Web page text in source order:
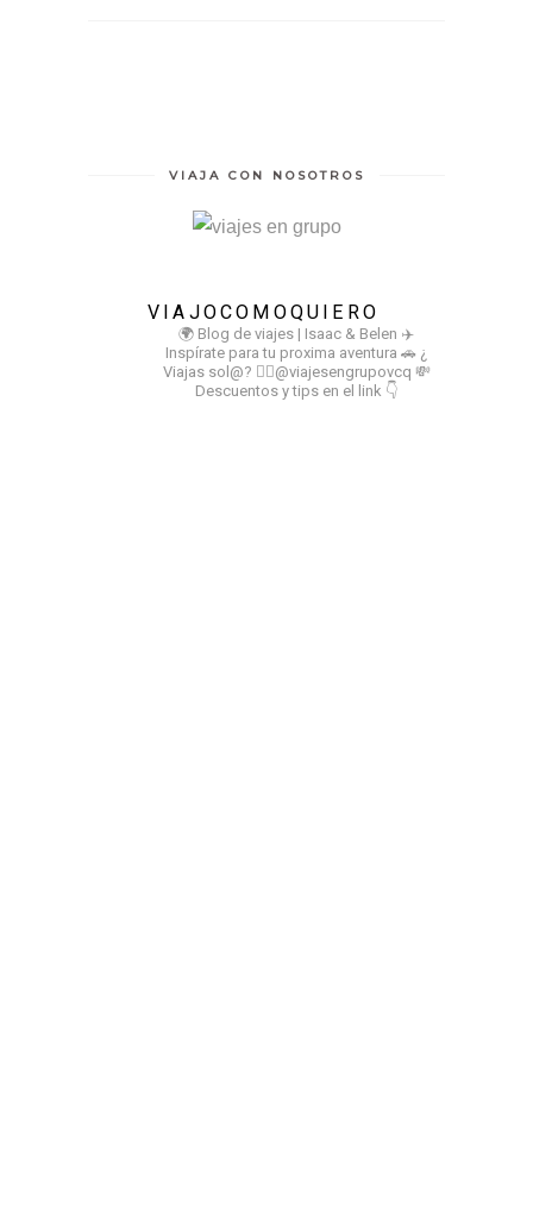
VIAJA CON NOSOTROS
VIAJOCOMOQUIERO
🌍 Blog de viajes | Isaac & Belen ✈️
Inspírate para tu proxima aventura 🚗 ¿
Viajas sol@? 👉🏻@viajesengrupovcq 💸
Descuentos y tips en el link 👇